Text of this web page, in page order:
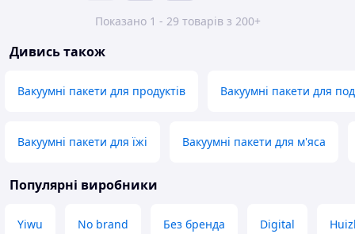
Показано 1 - 29 товарів з 200+
Дивись також
Вакуумні пакети для продуктів Вакуумні пакети для
Вакуумні пакети для їжі Вакуумні пакети для м'яса
Популярні виробники
Yiwu No brand Без бренда Digital